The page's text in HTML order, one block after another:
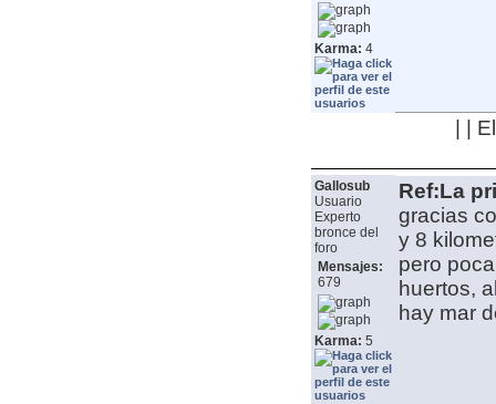
Karma: 4
| |
Gallosub
Usuario
Experto
bronce del
foro
Mensajes:
679
Karma: 5
Ref:La
gracias
y 8
pero
huertos,
hay mar